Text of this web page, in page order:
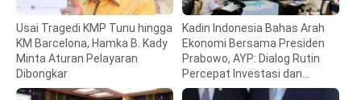
Usai Tragedi KMP Tunu hingga
KM Barcelona, Hamka B. Kady
Minta Aturan Pelayaran
Dibongkar
Kadin Indonesia Bahas Arah
Ekonomi Bersama Presiden
Prabowo, AYP: Dialog Rutin
Percepat Investasi dan
Pertumbuhan